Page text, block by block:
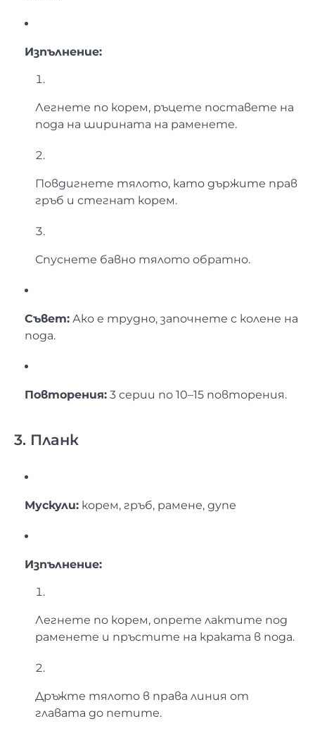
Изпълнение:
Легнете по корем, ръцете поставете на
пода на ширината на раменете.
Повдигнете тялото, като държите прав
гръб и стегнат корем.
Спуснете бавно тялото обратно.
Съвет: Ако е трудно, започнете с колене на
пода.
Повторения: 3 серии по 10–15 повторения.
3. Планк
Мускули: корем, гръб, рамене, дупе
Изпълнение:
Легнете по корем, опрете лактите под
раменете и пръстите на краката в пода.
Дръжте тялото в права линия от
главата до петите.